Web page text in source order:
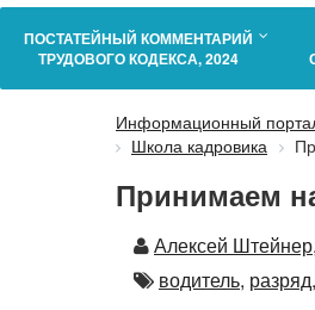
ПОСТАТЕЙНЫЙ КОММЕНТАРИЙ
ТРУДОВОГО КОДЕКСА, 2024
Информационный
Школа кадровика
Принимаем
Автор
Алексей
Автор
водитель, разряд,